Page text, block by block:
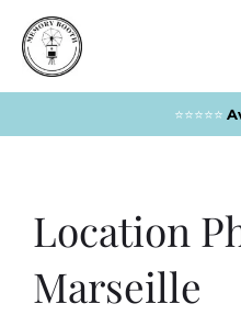
contenu
⭐️⭐️⭐️⭐️⭐️
Location
Marseille